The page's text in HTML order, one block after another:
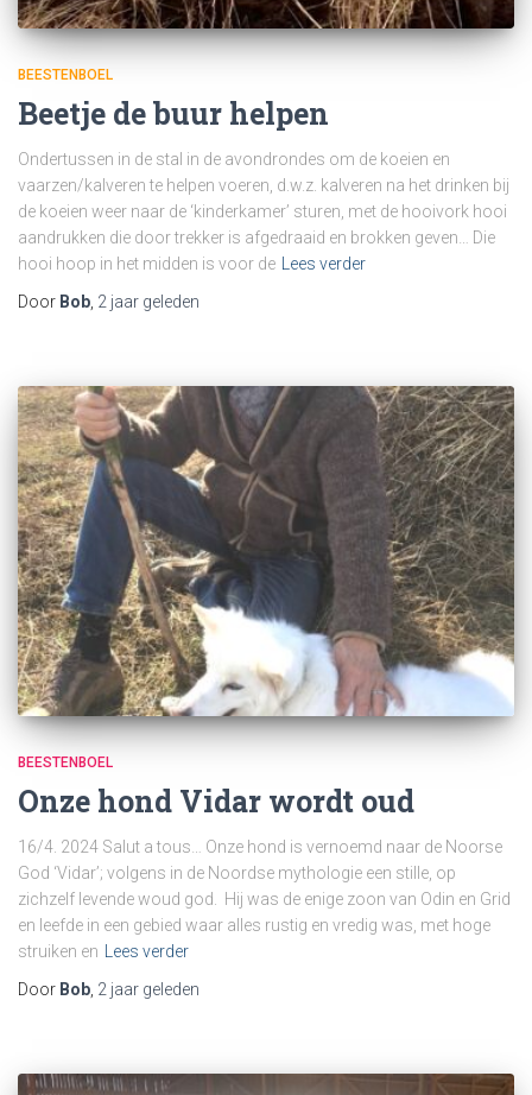
BEESTENBOEL
Beetje de buur helpen
Ondertussen in de stal in de avondrondes om de koeien en
vaarzen/kalveren te helpen voeren, d.w.z. kalveren na het drinken bij
de koeien weer naar de ‘kinderkamer’ sturen, met de hooivork hooi
aandrukken die door trekker is afgedraaid en brokken geven… Die
hooi hoop in het midden is voor de
Lees verder
Door Bob 2 jaar geleden
BEESTENBOEL
Onze hond Vidar wordt oud
16/4. 2024 Salut a tous… Onze hond is vernoemd naar de Noorse
God ‘Vidar’; volgens in de Noordse mythologie een stille, op
zichzelf levende woud god. Hij was de enige zoon van Odin en Grid
en leefde in een gebied waar alles rustig en vredig was, met hoge
struiken en Lees verder
Door Bob, 2 jaar geleden